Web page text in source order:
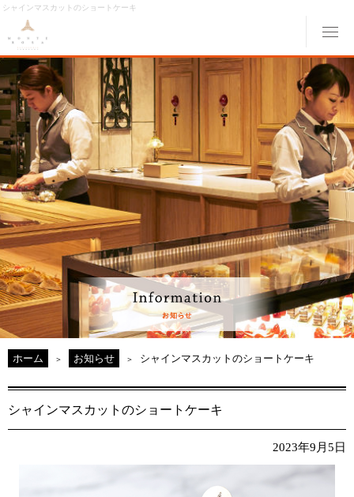
シャインマスカットのショートケーキ
ABOUT MONTE ROSAモンテローザについて
MENUメニュー
ORIGINAL ORDER オリジナルオーダー
GALLERY ギャラリー
ACCESS 交通アクセス
MONTE ROSA Online Shopオンライン ショップ
CAKE RESERVEケーキWeb予約
ホーム お知らせ シャインマスカットのショートケーキ
シャインマスカットのショートケーキ
2023年9月5日